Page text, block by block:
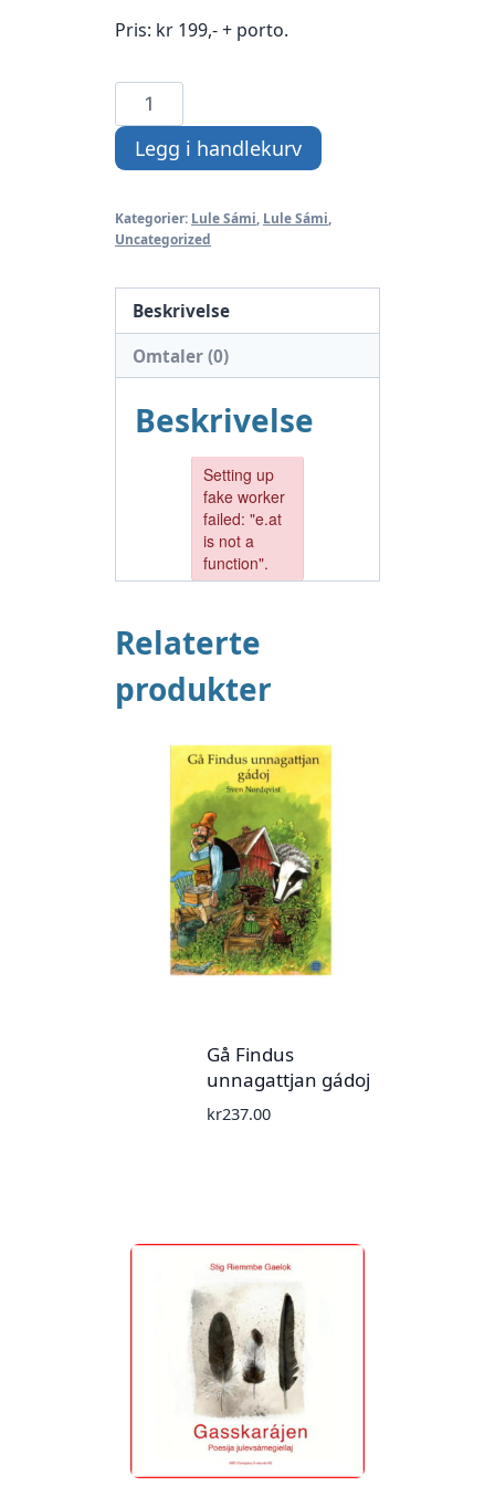
Pris: kr 199,- + porto.
Gånnå
dån
la,
(lulesamisk)
antall
Legg i handlekurv
Kategorier: Lule Sámi, Lule Sámi,
Uncategorized
Beskrivelse
Omtaler (0)
Beskrivelse
Relaterte
produkter
Gå Findus
unnagattjan gádoj
kr237.00